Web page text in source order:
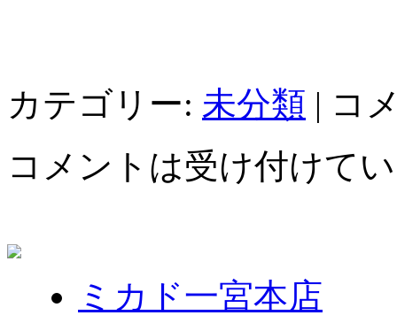
カテゴリー: 未分類 | コ
コメントは受け付けて
ミカド一宮本店